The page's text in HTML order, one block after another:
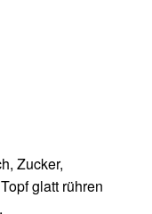
Zucker,
glatt rühren